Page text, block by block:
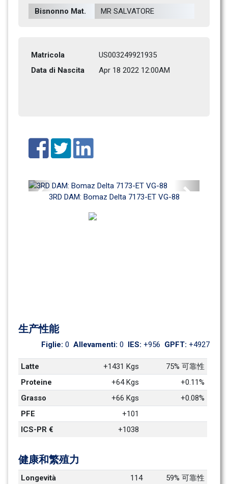
Bisnonno Mat. MR SALVATORE
Matricola
US003249921935
Data di Nascita
Apr 18 2022 12:00AM
3RD DAM: Bomaz Delta 7173-ET VG-88
Previous
生产性能
Figlie: 0 Allevamenti: 0 IES: +956 GPFT: +4927
Latte +1431 Kgs
75% 可靠性
Proteine
+64 Kgs
+0.11%
Grasso
+66 Kgs
+0.08%
PFE
+101
ICS-PR €
+1038
健康和繁殖力
Longevità 114
59% 可靠性